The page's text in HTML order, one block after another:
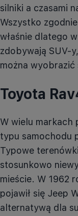
silniki a czasami
Wszystko
właśnie dlatego
zdobywają SUV-
można wyobrazić
Toyota
W wielu markach
typu samochodu
Typowe
stosunkowo
mieście. W 1962
pojawił się Jeep
alternatywą dla